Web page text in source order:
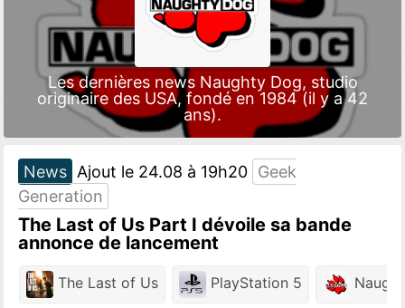
Les dernières news Naughty Dog, studio
originaire des USA, fondé en 1984 (il y a 42
ans).
News Ajout le 24.08 à 19h20 Geek
Generation
The Last of Us Part I dévoile sa bande
annonce de lancement
The Last of Us PlayStation 5